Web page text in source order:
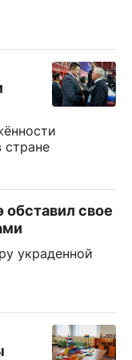
стране
свое
украденной